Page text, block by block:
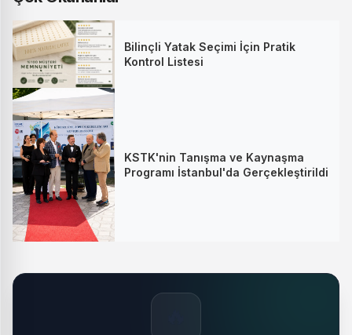
Bilinçli Yatak Seçimi İçin Pratik
Kontrol Listesi
KSTK'nin Tanışma ve Kaynaşma
Programı İstanbul'da Gerçekleştirildi